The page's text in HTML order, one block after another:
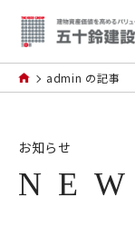
お知らせ
admin の記事